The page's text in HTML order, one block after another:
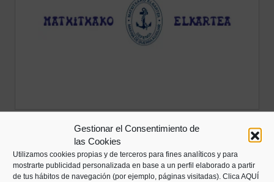
Gestionar el Consentimiento de
las Cookies
Utilizamos cookies propias y de terceros para fines analíticos y para
mostrarte publicidad personalizada en base a un perfil elaborado a partir
de tus hábitos de navegación (por ejemplo, páginas visitadas). Clica AQUÍ